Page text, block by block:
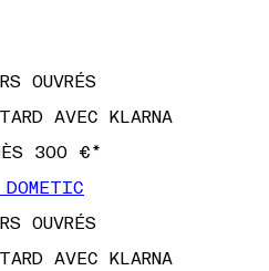
OUVRÉS
AVEC KLARNA
300 €*
OUVRÉS
AVEC KLARNA